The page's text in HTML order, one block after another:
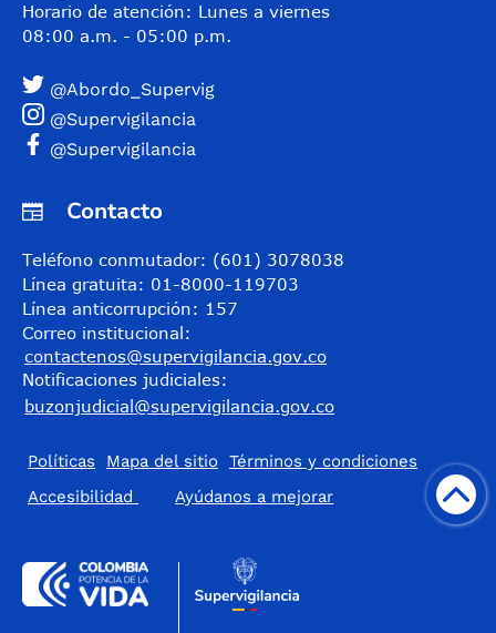
Horario de atención: Lunes a viernes
08:00 a.m. - 05:00 p.m.
@Abordo_Supervig
@Supervigilancia
@Supervigilancia
Contacto
Teléfono conmutador: (601) 3078038
Línea gratuita: 01-8000-119703
Línea anticorrupción: 157
Correo institucional:
contactenos@supervigilancia.gov.co
Notificaciones judiciales:
buzonjudicial@supervigilancia.gov.co
Políticas Mapa del sitio
Términos y condiciones
Accesibilidad
​Ayúdanos a mejorar